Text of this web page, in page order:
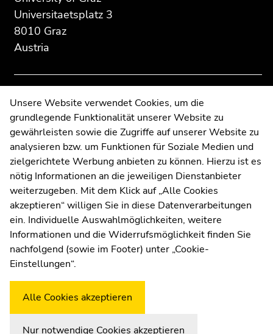
information:
Universitaetsplatz 3
8010 Graz
Austria
Contact
Web Editors
Moodle
UNIGRAZonline
Imprint
Data Protection Declaration
Accessibility Declaration
WeatherstationUni Graz
overview
page
sections
overview
page
sections
Unsere Website verwendet Cookies, um die
grundlegende Funktionalität unserer Website zu
gewährleisten sowie die Zugriffe auf unserer Website zu
analysieren bzw. um Funktionen für Soziale Medien und
zielgerichtete Werbung anbieten zu können. Hierzu ist es
nötig Informationen an die jeweiligen Dienstanbieter
weiterzugeben. Mit dem Klick auf „Alle Cookies
akzeptieren“ willigen Sie in diese Datenverarbeitungen
ein. Individuelle Auswahlmöglichkeiten, weitere
Informationen und die Widerrufsmöglichkeit finden Sie
nachfolgend (sowie im Footer) unter „Cookie-
Einstellungen“.
Alle Cookies akzeptieren
Nur notwendige Cookies akzeptieren